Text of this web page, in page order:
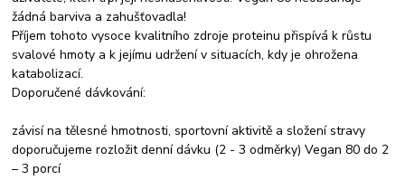
žádná barviva a zahušťovadla!
Příjem tohoto vysoce kvalitního zdroje proteinu přispívá k růstu
svalové hmoty a k jejímu udržení v situacích, kdy je ohrožena
katabolizací.
Doporučené dávkování:
závisí na tělesné hmotnosti, sportovní aktivitě a složení stravy
doporučujeme rozložit denní dávku (2 - 3 odměrky) Vegan 80 do 2
– 3 porcí